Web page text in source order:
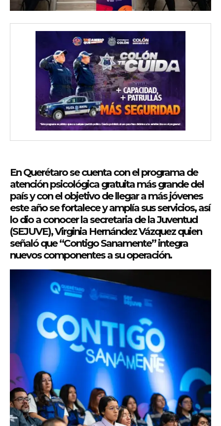
En Querétaro se cuenta con el programa de
atención psicológica gratuita más grande del
país y con el objetivo de llegar a más jóvenes
este año se fortalece y amplía sus servicios, así
lo dio a conocer la secretaria de la Juventud
(SEJUVE), Virginia Hernández Vázquez quien
señaló que “Contigo Sanamente” integra
nuevos componentes a su operación.